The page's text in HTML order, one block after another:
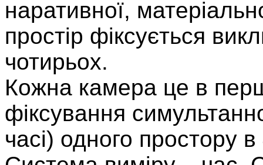
наративної,
простір фіксується
чотирьох.
Кожна камера це в
фіксування
часі) одного простору